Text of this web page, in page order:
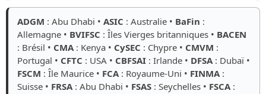
ADGM : Abu Dhabi • ASIC : Australie • BaFin :
Allemagne • BVIFSC : Îles Vierges britanniques • BACEN
: Brésil • CMA: Kenya • CySEC : Chypre • CMVM :
Portugal • CFTC : USA • CBFSAI : Irlande • DFSA: Dubaï •
FSCM : Île Maurice • FCA: Royaume-Uni • FINMA:
Suisse • FRSA: Abu Dhabi • FSAS : Seychelles • FSCA: